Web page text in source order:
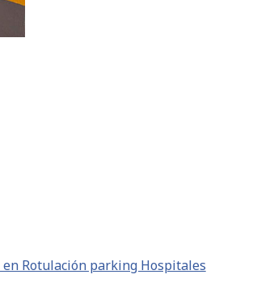
en Rotulación parking Hospitales